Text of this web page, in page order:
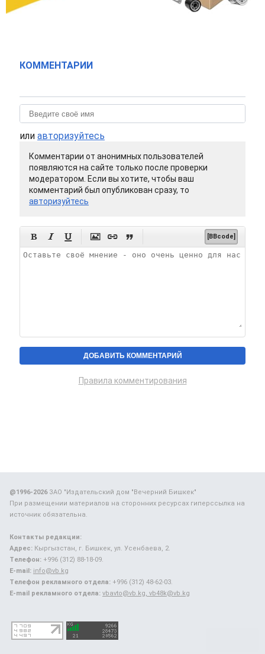
КОММЕНТАРИИ
или авторизуйтесь
Комментарии от анонимных пользователей
появляются на сайте только после проверки
модератором. Если вы хотите, чтобы ваш
комментарий был опубликован сразу, то
авторизуйтесь
      [BBcode]
Правила комментирования
@1996-2026ЗАО "Издательский дом "Вечерний Бишкек"
При размещении материалов на сторонних ресурсах гиперссылка на
источник обязательна.
Контакты редакции:
Адрес: Кыргызстан, г. Бишкек, ул. Усенбаева, 2.
Телефон: +996 (312) 88-18-09.
E-mail: info@vb.kg
Телефон рекламного отдела: +996 (312) 48-62-03.
E-mail рекламного отдела: vbavto@vb.kg, vb48k@vb.kg